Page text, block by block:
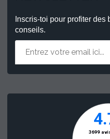
Inscris-toi pour profiter des
conseils.